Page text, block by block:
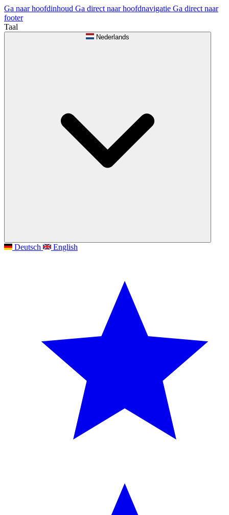
Ga naar hoofdinhoud Ga direct naar hoofdnavigatie Ga direct naar
footer
Taal
Nederlands
Deutsch English